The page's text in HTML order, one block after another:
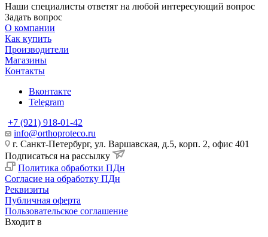
Наши специалисты ответят на любой интересующий вопрос
Задать вопрос
О компании
Как купить
Производители
Магазины
Контакты
Вконтакте
Telegram
+7 (921) 918-01-42
info@orthoproteco.ru
г. Санкт-Петербург, ул. Варшавская, д.5, корп. 2, офис 401
Подписаться на рассылку
Политика обработки ПДн
Согласие на обработку ПДн
Реквизиты
Публичная оферта
Пользовательское соглашение
Входит в